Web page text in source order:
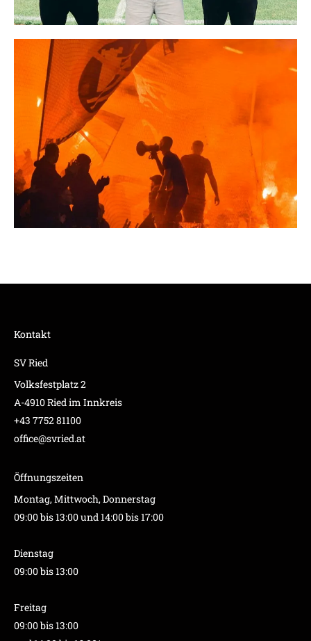
Kontakt
SV Ried
Volksfestplatz 2
A-4910 Ried im Innkreis
+43 7752 81100
office@svried.at
Öffnungszeiten
Montag, Mittwoch, Donnerstag
09:00 bis 13:00 und 14:00 bis 17:00
Dienstag
09:00 bis 13:00
Freitag
09:00 bis 13:00